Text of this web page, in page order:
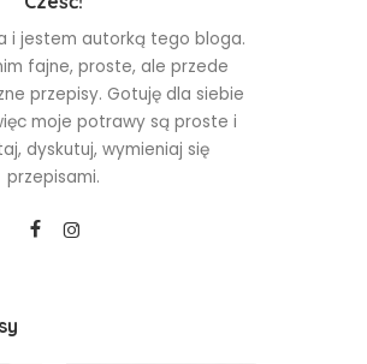
i jestem autorką tego bloga.
fajne, proste, ale przede
przepisy. Gotuję dla siebie
moje potrawy są proste i
dyskutuj, wymieniaj się
przepisami.